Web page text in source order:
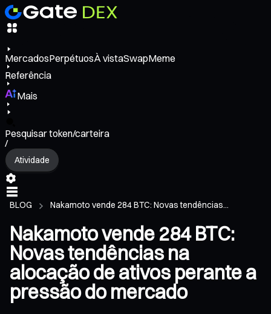
MercadosPerpétuosÀ vistaSwapMeme
Referência
Mais
Pesquisar token/carteira
/
Atividade
BLOG Nakamoto vende 284 BTC: Novas tendências...
Nakamoto vende 284 BTC:
Novas tendências na
alocação de ativos perante a
pressão do mercado